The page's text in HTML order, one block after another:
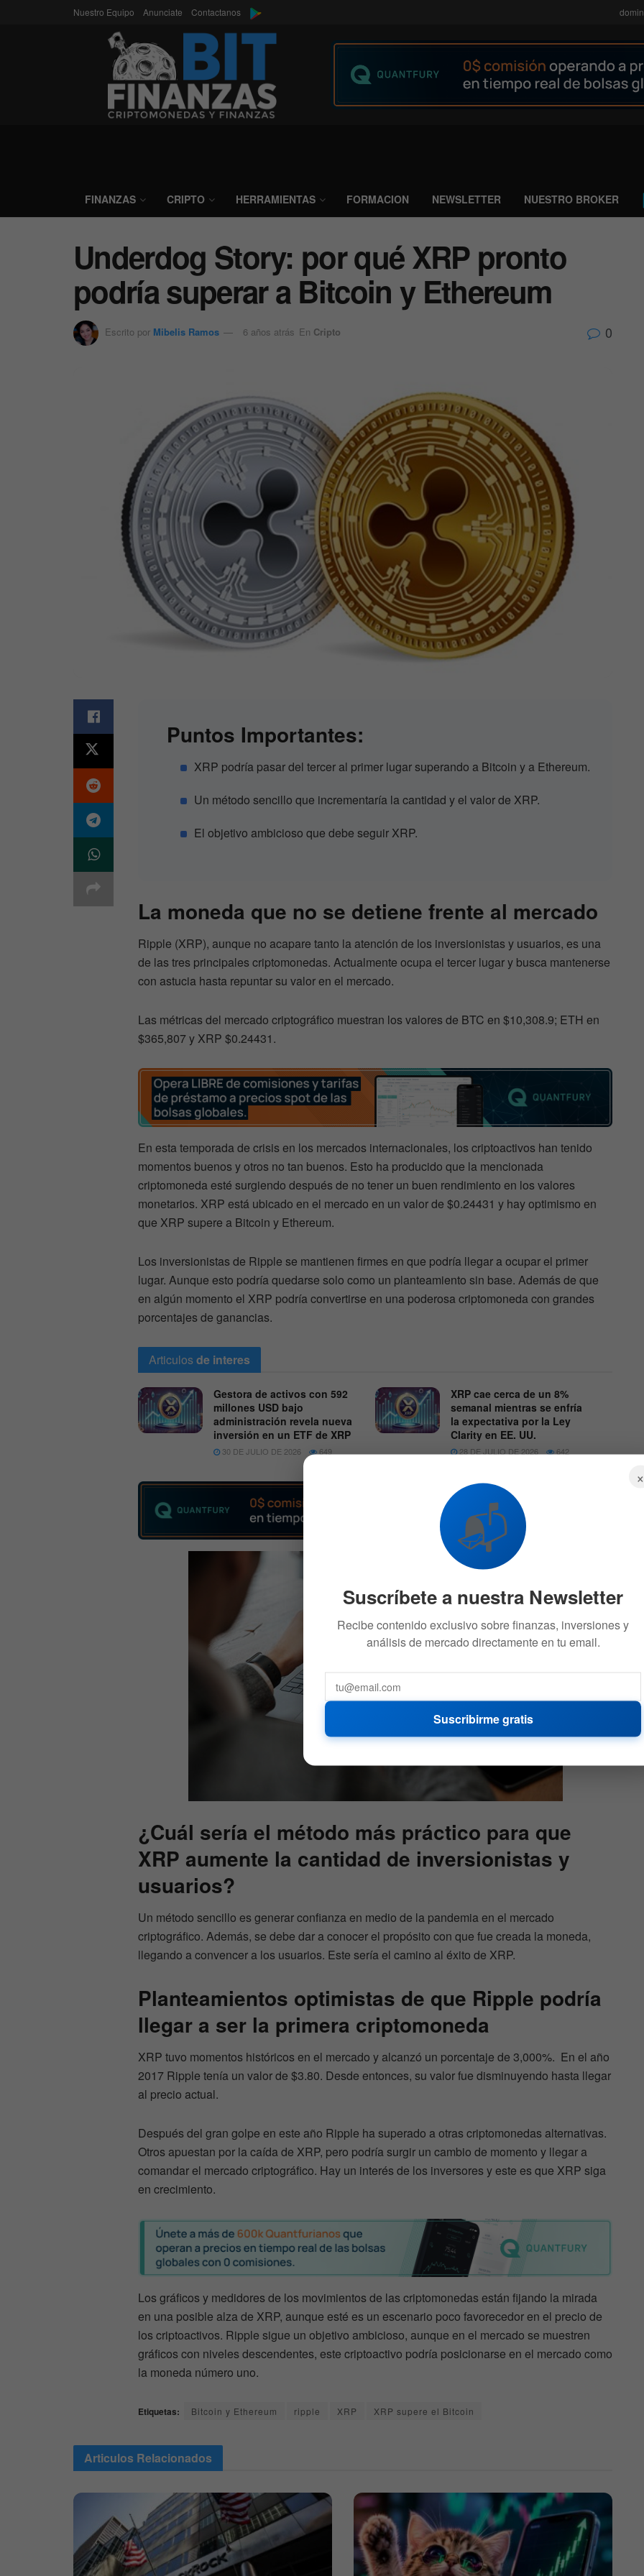
Nuestro Equipo Anunciate Contactanos
FINANZAS CRIPTO HERRAMIENTAS FORMACION NEWSLETTER NUESTRO BROKER
Underdog Story: por qué XRP pronto
podría superar a Bitcoin y Ethereum
Escrito por Mibelis Ramos 6 años atrás En Cripto 0
Puntos Importantes:
XRP podría pasar del tercer al primer lugar superando a Bitcoin y a Ethereum.
Un método sencillo que incrementaría la cantidad y el valor de XRP.
El objetivo ambicioso que debe seguir XRP.
La moneda que no se detiene frente al mercado
Ripple (XRP), aunque no acapare tanto la atención de los inversionistas y usuarios, es una
de las tres principales criptomonedas. Actualmente ocupa el tercer lugar y busca mantenerse
con astucia hasta repuntar su valor en el mercado.
Las métricas del mercado criptográfico muestran los valores de BTC en $10,308.9; ETH en
$365,807 y XRP $0.24431.
En esta temporada de crisis en los mercados internacionales, los criptoactivos han tenido
momentos buenos y otros no tan buenos. Esto ha producido que la mencionada
criptomoneda esté surgiendo después de no tener un buen rendimiento en los valores
monetarios. XRP está ubicado en el mercado en un valor de $0.24431 y hay optimismo en
que XRP supere a Bitcoin y Ethereum.
Los inversionistas de Ripple se mantienen firmes en que podría llegar a ocupar el primer
lugar. Aunque esto podría quedarse solo como un planteamiento sin base. Además de que
en algún momento el XRP podría convertirse en una poderosa criptomoneda con grandes
porcentajes de ganancias.
Articulosde interes
Gestora de activos con 592
millones USD bajo
administración revela nueva
inversión en un ETF de XRP
30 DE JULIO DE 2026 649
XRP cae cerca de un 8%
semanal mientras se enfría
la expectativa por la Ley
Clarity en EE. UU.
28 DE JULIO DE 2026 642
¿Cuál sería el método más práctico para que
XRP aumente la cantidad de inversionistas y
usuarios?
Un método sencillo es generar confianza en medio de la pandemia en el mercado
criptográfico. Además, se debe dar a conocer el propósito con que fue creada la moneda,
llegando a convencer a los usuarios. Este sería el camino al éxito de XRP.
Planteamientos optimistas de que Ripple podría
llegar a ser la primera criptomoneda
XRP tuvo momentos históricos en el mercado y alcanzó un porcentaje de 3,000%. En el año
2017 Ripple tenía un valor de $3.80. Desde entonces, su valor fue disminuyendo hasta llegar
al precio actual.
Después del gran golpe en este año Ripple ha superado a otras criptomonedas alternativas.
Otros apuestan por la caída de XRP, pero podría surgir un cambio de momento y llegar a
comandar el mercado criptográfico. Hay un interés de los inversores y este es que XRP siga
en crecimiento.
Los gráficos y medidores de los movimientos de las criptomonedas están fijando la mirada
en una posible alza de XRP, aunque esté es un escenario poco favorecedor en el precio de
los criptoactivos. Ripple sigue un objetivo ambicioso, aunque en el mercado se muestren
gráficos con niveles descendentes, este criptoactivo podría posicionarse en el mercado como
la moneda número uno.
Etiquetas: Bitcoin y Ethereum ripple XRP XRP supere el Bitcoin
Articulos Relacionados
×
📬
Suscríbete a nuestra Newsletter
Recibe contenido exclusivo sobre finanzas, inversiones y
análisis de mercado directamente en tu email.
Suscribirme gratis